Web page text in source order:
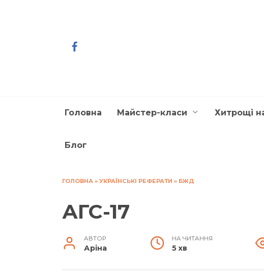
Головна Майстер-класи Хитрощі
Блог
ГОЛОВНА » УКРАЇНСЬКІ РЕФЕРАТИ » БЖД
АГС-17
АВТОР
Аріна
НА ЧИТАННЯ
5 хв